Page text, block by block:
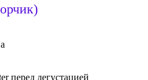
перед дегустацией